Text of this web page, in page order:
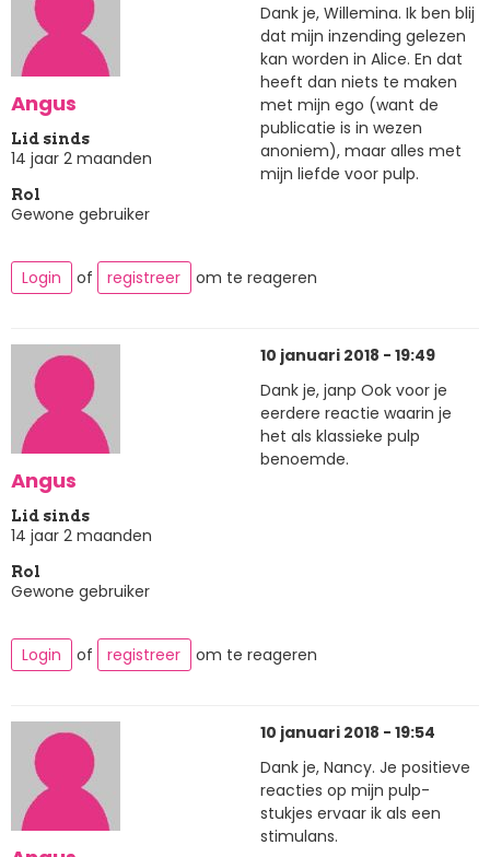
Angus
Lid sinds
14 jaar 2 maanden
Rol
Gewone gebruiker
Dank je, Willemina. Ik ben blij
dat mijn inzending gelezen
kan worden in Alice. En dat
heeft dan niets te maken
met mijn ego (want de
publicatie is in wezen
anoniem), maar alles met
mijn liefde voor pulp.
Login of registreer om te reageren
Angus
Lid sinds
14 jaar 2 maanden
Rol
Gewone gebruiker
10 januari 2018 - 19:49
Dank je, janp Ook voor je
eerdere reactie waarin je
het als klassieke pulp
benoemde.
Login of registreer om te reageren
10 januari 2018 - 19:54
Dank je, Nancy. Je positieve
reacties op mijn pulp-
stukjes ervaar ik als een
stimulans.